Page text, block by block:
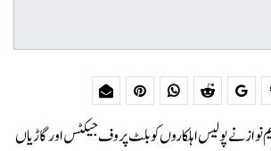
نواز نے پولیس اہلکاروں کو بلٹ پروف جیکٹس اور گاڑیاں